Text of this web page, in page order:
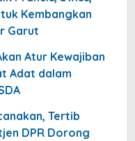
Kembangkan
Garut
Atur Kewajiban
Adat dalam
Tertib
DPR Dorong